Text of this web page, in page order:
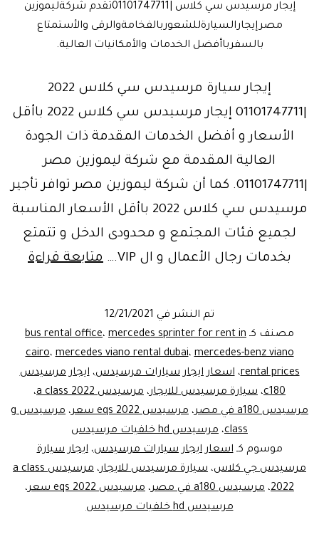
إيجار مرسيدس سي كلاس |01101747711تقدم شركةليموزين
مصرإيجارالسيارةللشعوربالفخامةوالرقى والأستمتاع
بالسفرباأفضل الخدمات والأمكانيات العالية.
إيجار سيارة مرسيدس سي كلاس 2022
|01101747711 إيجار مرسيدس سي كلاس 2022 باأقل
الأسعار و أفضل الخدمات المقدمة ذات الجودة
العالية المقدمة مع شركة ليموزين مصر
|01101747711. كما أن شركة ليموزين مصر توافر تأجير
مرسيدس سي كلاس 2022 باأقل الأسعار المناسبة
لجميع فئات المجتمع و محدودى الدخل و تتمتع
بخدمات رجال الأعمال و ال VIP.…
متابعة قراءة
كليا
تم النشر في 12/21/2021
مصنف كـ
bus rental office، mercedes sprinter for rent in
cairo،mercedes viano rental dubai،mercedes-benz viano
rental prices،اسعار ايجار سيارات مرسيدس،ايجار مرسيدس
c180، سيارة مرسيدس للايجار، مرسيدس a class 2022
،
مرسيدس a180 في مصر
، مرسيدس eqs 2022 سعر ،
مرسيدس g
class، مرسيدس hd خلفيات مرسيدس
موسوم كـاسعار ايجار سيارات مرسيدس،ايجار سيارة
مرسيدس جي كلاس، سيارة مرسيدس للايجار،
مرسيدس a class
2022، مرسيدس a180 في مصر ، مرسيدس eqs 2022 سعر
،
مرسيدس hd خلفيات مرسيدس